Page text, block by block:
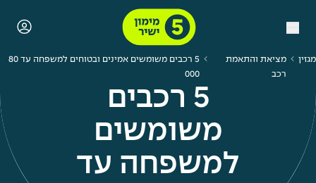
מגזין
מציאת והתאמת
רכב
5 רכבים משומשים אמינים ובטוחים למשפחה עד 80
000
5 רכבים
משומשים
למשפחה עד